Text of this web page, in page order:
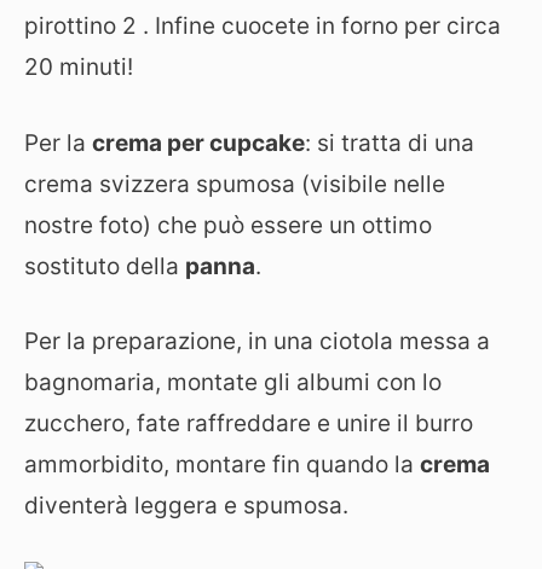
pirottino 2 . Infine cuocete in forno per circa
20 minuti!
Per la crema per cupcake: si tratta di una
crema svizzera spumosa (visibile nelle
nostre foto) che può essere un ottimo
sostituto della panna.
Per la preparazione, in una ciotola messa a
bagnomaria, montate gli albumi con lo
zucchero, fate raffreddare e unire il burro
ammorbidito, montare fin quando la crema
diventerà leggera e spumosa.